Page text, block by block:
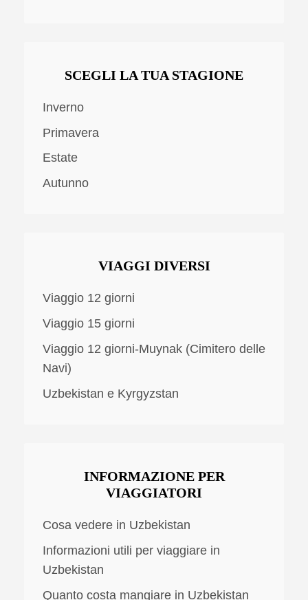
SCEGLI LA TUA STAGIONE
Inverno
Primavera
Estate
Autunno
VIAGGI DIVERSI
Viaggio 12 giorni
Viaggio 15 giorni
Viaggio 12 giorni-Muynak (Cimitero delle
Navi)
Uzbekistan e Kyrgyzstan
INFORMAZIONE PER
VIAGGIATORI
Cosa vedere in Uzbekistan
Informazioni utili per viaggiare in
Uzbekistan
Quanto costa mangiare in Uzbekistan